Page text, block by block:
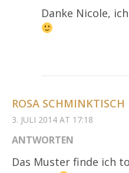
Danke Nicole,
ROSA SCHMINKTISCH
3. JULI 2014 AT 17:18
ANTWORTEN
Das Muster finde ich